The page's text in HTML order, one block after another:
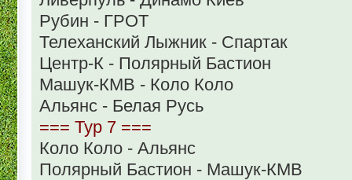
Рубин - ГРОТ
Телеханский Лыжник - Спартак
Центр-К - Полярный Бастион
Машук-КМВ - Коло Коло
Альянс - Белая Русь
=== Тур 7 ===
Коло Коло - Альянс
Полярный Бастион - Машук-КМВ